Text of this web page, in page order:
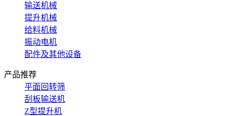
输送机械
提升机械
给料机械
振动电机
配件及其他设备
产品推荐
平面回转筛
刮板输送机
Z型提升机